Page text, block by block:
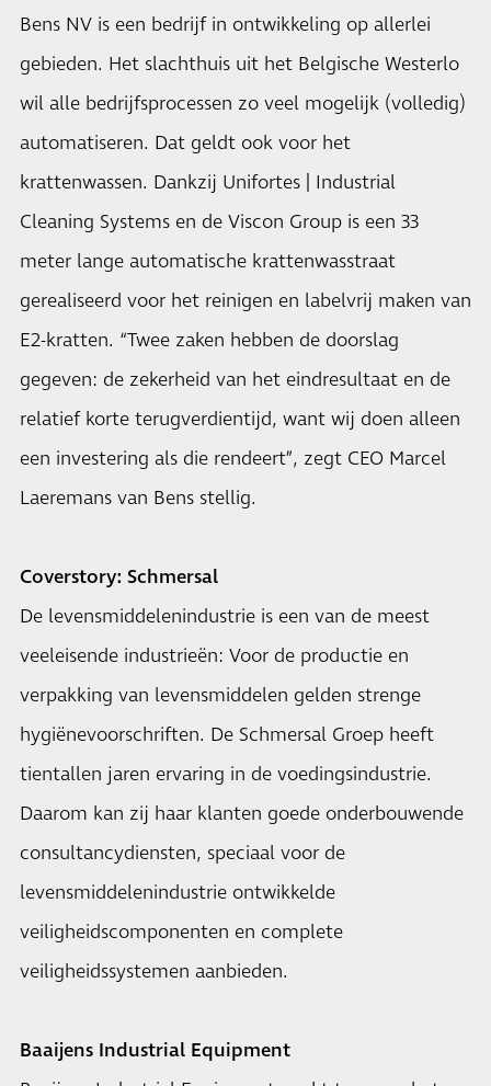
Bens NV is een bedrijf in ontwikkeling op allerlei
gebieden. Het slachthuis uit het Belgische Westerlo
wil alle bedrijfsprocessen zo veel mogelijk (volledig)
automatiseren. Dat geldt ook voor het
krattenwassen. Dankzij Unifortes | Industrial
Cleaning Systems en de Viscon Group is een 33
meter lange automatische krattenwasstraat
gerealiseerd voor het reinigen en labelvrij maken van
E2-kratten. “Twee zaken hebben de doorslag
gegeven: de zekerheid van het eindresultaat en de
relatief korte terugverdientijd, want wij doen alleen
een investering als die rendeert”, zegt CEO Marcel
Laeremans van Bens stellig.
Coverstory: Schmersal
De levensmiddelenindustrie is een van de meest
veeleisende industrieën: Voor de productie en
verpakking van levensmiddelen gelden strenge
hygiënevoorschriften. De Schmersal Groep heeft
tientallen jaren ervaring in de voedingsindustrie.
Daarom kan zij haar klanten goede onderbouwende
consultancydiensten, speciaal voor de
levensmiddelenindustrie ontwikkelde
veiligheidscomponenten en complete
veiligheidssystemen aanbieden.
Baaijens Industrial Equipment